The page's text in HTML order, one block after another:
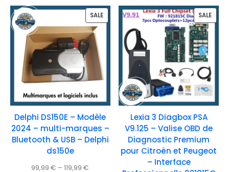
SALE
Delphi DS150E – Modèle
2024 – multi-marques –
Bluetooth & USB – Delphi
ds150e
99,99€ –119,99€
SALE
Lexia 3 Diagbox PSA
V9.125 – Valise OBD de
Diagnostic Premium
pour Citroën et Peugeot
– Interface